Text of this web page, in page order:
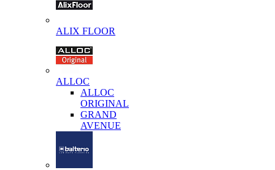
ALIX FLOOR
ALLOC
ALLOC
ORIGINAL
GRAND
AVENUE